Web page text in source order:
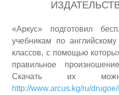
«Аркус» подготовил
учебникам по
классов, с помощью
правильное
Скачать их
http://www.arcus.kg/ru/